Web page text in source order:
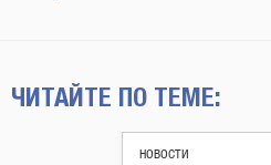
ЧИТАЙТЕ ПО ТЕМЕ:
НОВОСТИ